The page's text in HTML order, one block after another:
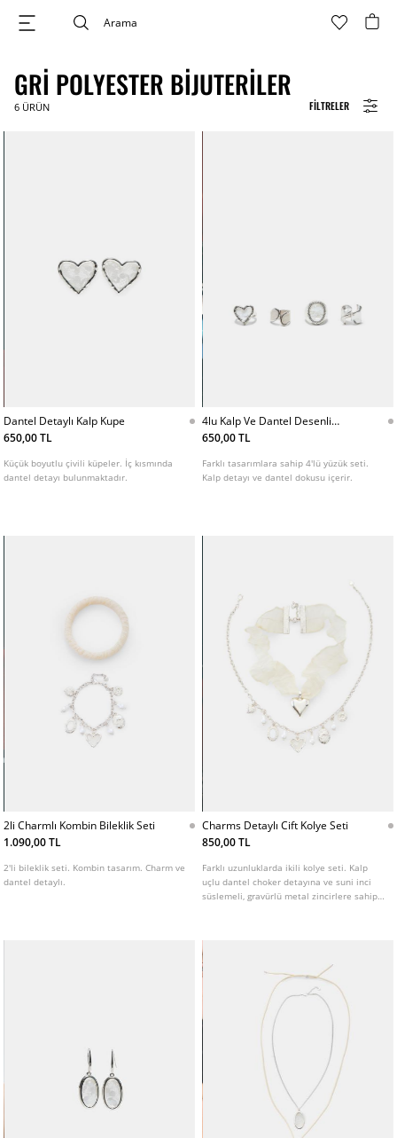
FILTRELER
GRI POLYESTER BIJUTERILER
6 ÜRÜN
Dantel Detaylı Kalp Kupe
650,00 TL
Küçük boyutlu çivili küpeler. İç kısmında
dantel detayı bulunmaktadır.
4lu Kalp Ve Dantel Desenli
Yuzuk Seti
650,00 TL
Farklı tasarımlara sahip 4'lü yüzük seti.
Kalp detayı ve dantel dokusu içerir.
2li Charmlı Kombin Bileklik Seti
1.090,00 TL
2'li bileklik seti. Kombin tasarım. Charm ve
dantel detaylı.
Charms Detaylı Cift Kolye Seti
850,00 TL
Farklı uzunluklarda ikili kolye seti. Kalp
uçlu dantel choker detayına ve suni inci
süslemeli, gravürlü metal zincirlere sahip